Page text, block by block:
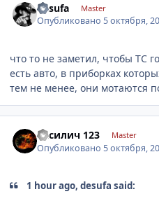
desufa Master
Опубликовано 5 октября,
что то не заметил, чтобы ТС
есть авто, в приборках
тем не менее, они мотаются
Василич 123 Master
Опубликовано 5 октября,
1 hour ago, desufa said: